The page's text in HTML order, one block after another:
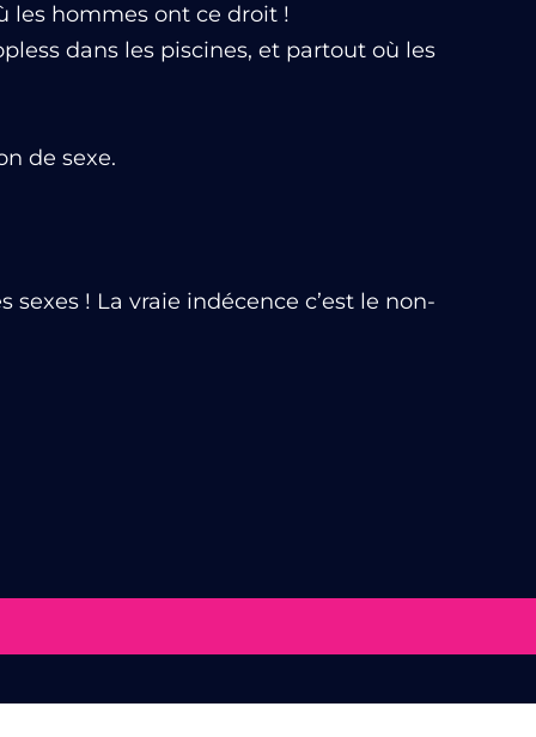
les hommes ont ce droit !
dans les piscines, et partout où les
de sexe.
! La vraie indécence c’est le non-